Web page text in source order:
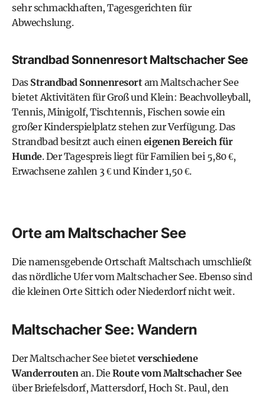
sehr schmackhaften, Tagesgerichten für
Abwechslung.
Strandbad Sonnenresort Maltschacher See
Das Strandbad Sonnenresortam Maltschacher See
bietet Aktivitäten für Groß und Klein: Beachvolleyball,
Tennis, Minigolf, Tischtennis, Fischen sowie ein
großer Kinderspielplatz stehen zur Verfügung. Das
Strandbad besitzt auch eineneigenen Bereich für
Hunde. Der Tagespreis liegt für Familien bei 5,80 €,
Erwachsene zahlen 3 € und Kinder 1,50 €.
Orte am Maltschacher See
Die namensgebende Ortschaft Maltschach umschließt
das nördliche Ufer vom Maltschacher See. Ebenso sind
die kleinen Orte Sittich oder Niederdorf nicht weit.
Maltschacher See: Wandern
Der Maltschacher See bietet verschiedene
Wanderroutenan. Die Route vom Maltschacher See
über Briefelsdorf, Mattersdorf, Hoch St. Paul, den